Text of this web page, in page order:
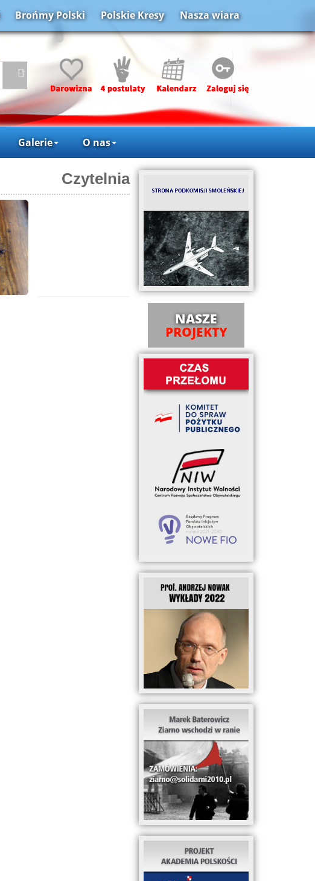
Brońmy Polski Polskie Kresy Nasza wiara
Galerie O nas
Czytelnia
NASZE
PROJEKTY